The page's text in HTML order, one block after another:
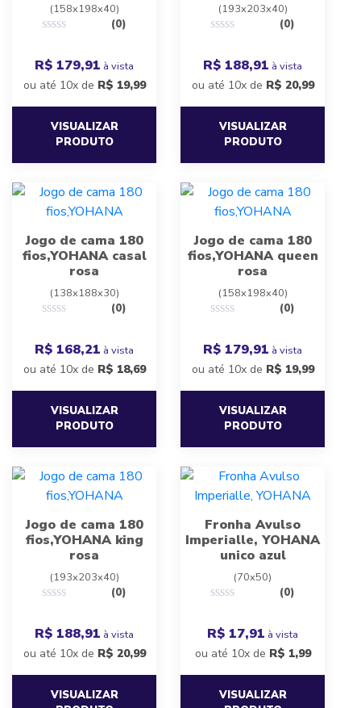
(158x198x40)
(0)
R$ 179,91 à vista
ou até 10x de R$ 19,99
VISUALIZAR
PRODUTO
(193x203x40)
(0)
R$ 188,91 à vista
ou até 10x de R$ 20,99
VISUALIZAR
PRODUTO
Jogo de cama 180
fios,YOHANA casal
rosa
(138x188x30)
(0)
R$ 168,21 à vista
ou até 10x de R$ 18,69
VISUALIZAR
PRODUTO
Jogo de cama 180
fios,YOHANA queen
rosa
(158x198x40)
(0)
R$ 179,91 à vista
ou até 10x de R$ 19,99
VISUALIZAR
PRODUTO
Jogo de cama 180
fios,YOHANA king
rosa
(193x203x40)
(0)
R$ 188,91 à vista
ou até 10x de R$ 20,99
VISUALIZAR
Fronha Avulso
Imperialle, YOHANA
unico azul
(70x50)
(0)
R$ 17,91 à vista
ou até 10x de R$ 1,99
VISUALIZAR